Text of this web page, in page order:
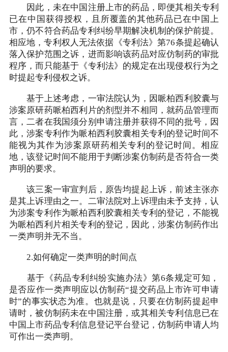
因此，未在中国注册上市的药品，即便其相关专利
已在中国获得授权，且所覆盖的其他药品已在中国上
市，仍不符合药品专利纠纷早期解决机制的保护前提。
相应地，专利权人无法依据《专利法》第76条提起确认
落入保护范围之诉，进而影响该药品对应仿制药的审批
程序，而只能基于《专利法》的规定在出现侵权行为之
时提起专利侵权之诉。
基于上述考虑，一审法院认为，因哌柏西利胶囊与
涉案原研药哌柏西利片的剂型并不相同，就药品管理而
言，二者在我国须分别申请注册并获得不同的批号，因
此，涉案专利作为哌柏西利胶囊相关专利的登记时间不
能视为其作为涉案原研药相关专利的登记时间。相应
地，该登记时间不能用于判断涉案仿制药是否符合一类
声明的要求。
该三案一审宣判后，原告均提起上诉，前述主张亦
是其上诉理由之一。二审法院对上诉理由未予支持，认
为涉案专利作为哌柏西利胶囊相关专利的登记，不能视
为哌柏西利片相关专利的登记，因此，涉案仿制药作出
一类声明并无不当。
2.如何确定一类声明的时间点
基于《药品专利纠纷实施办法》第6条规定可知，
是否应作一类声明应以仿制药“提交药品上市许可申请
时”的事实状态为准。也就是说，只要在仿制药提起申
请时，被仿制药未在中国注册，或其相关专利信息已在
中国上市药品专利信息登记平台登记，仿制药申请人均
可作出一类声明。